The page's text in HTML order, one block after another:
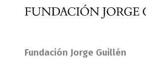
Fundación Jorge Guillén